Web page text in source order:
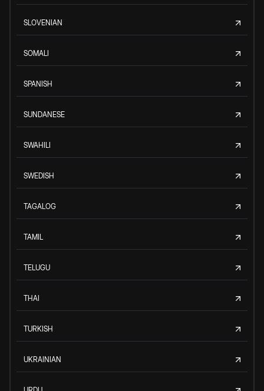
SLOVENIAN
SOMALI
SPANISH
SUNDANESE
SWAHILI
SWEDISH
TAGALOG
TAMIL
TELUGU
THAI
TURKISH
UKRAINIAN